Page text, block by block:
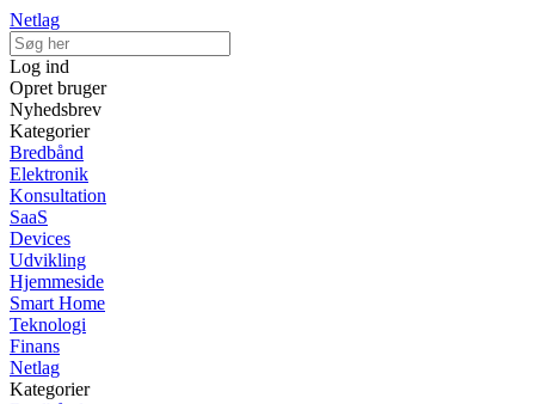
Netlag
Log ind
Opret bruger
Nyhedsbrev
Kategorier
Bredbånd
Elektronik
Konsultation
SaaS
Devices
Udvikling
Hjemmeside
Smart Home
Teknologi
Finans
Netlag
Kategorier